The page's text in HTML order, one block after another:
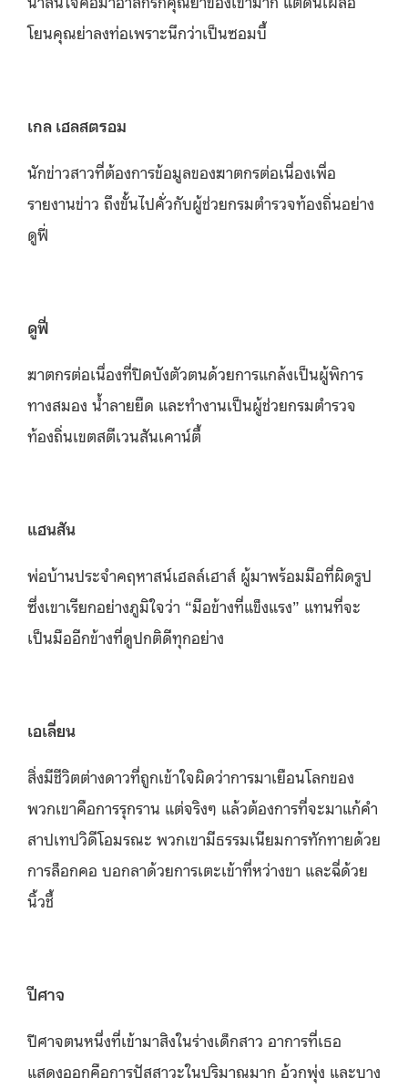
โยนคุณย่าลงท่อเพราะนึกว่าเป็นซอมบี้
เกล เฮลสตรอม
นักข่าวสาวที่ต้องการข้อมูลของฆาตกรต่อเนื่องเพื่อ
รายงานข่าว ถึงขั้นไปคั่วกับผู้ช่วยกรมตำรวจท้องถิ่นอย่าง
ดูฟี่
ดูฟี่
ฆาตกรต่อเนื่องที่ปิดบังตัวตนด้วยการแกล้งเป็นผู้พิการ
ทางสมอง น้ำลายยืด และทำงานเป็นผู้ช่วยกรมตำรวจ
ท้องถิ่นเขตสตีเวนสันเคาน์ตี้
แฮนสัน
พ่อบ้านประจำคฤหาสน์เฮลล์เฮาส์ ผู้มาพร้อมมือที่ผิดรูป
ซึ่งเขาเรียกอย่างภูมิใจว่า “มือข้างที่แข็งแรง” แทนที่จะ
เป็นมืออีกข้างที่ดูปกติดีทุกอย่าง
เอเลี่ยน
สิ่งมีชีวิตต่างดาวที่ถูกเข้าใจผิดว่าการมาเยือนโลกของ
พวกเขาคือการรุกราน แต่จริงๆ แล้วต้องการที่จะมาแก้คำ
สาปเทปวิดีโอมรณะ พวกเขามีธรรมเนียมการทักทายด้วย
การล็อกคอ บอกลาด้วยการเตะเข้าที่หว่างขา และฉี่ด้วย
นิ้วชี้
ปีศาจ
ปีศาจตนหนึ่งที่เข้ามาสิงในร่างเด็กสาว อาการที่เธอ
แสดงออกคือการปัสสาวะในปริมาณมาก อ้วกพุ่ง และบาง